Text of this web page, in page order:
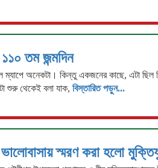
তম জন্মদিন
অনেকটা। কিন্তু একজনের কাছে, এটা ছিল
শুরু থেকেই বলা যাক, বিস্তারিত পড়ুন...
স্মরণ করা হলো